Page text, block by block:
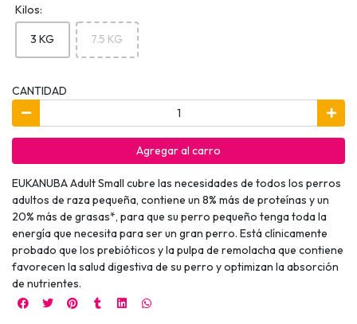
Kilos:
3 KG 7.5 KG
CANTIDAD
Agregar al carro
EUKANUBA Adult Small cubre las necesidades de todos los perros
adultos de raza pequeña, contiene un 8% más de proteínas y un
20% más de grasas*, para que su perro pequeño tenga toda la
energía que necesita para ser un gran perro. Está clínicamente
probado que los prebióticos y la pulpa de remolacha que contiene
favorecen la salud digestiva de su perro y optimizan la absorción
de nutrientes.